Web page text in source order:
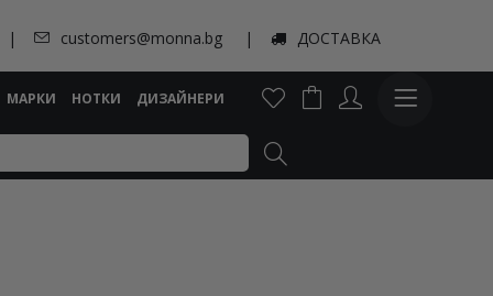
customers@monna.bg ДОСТАВКА
МАРКИ НОТКИ ДИЗАЙНЕРИ